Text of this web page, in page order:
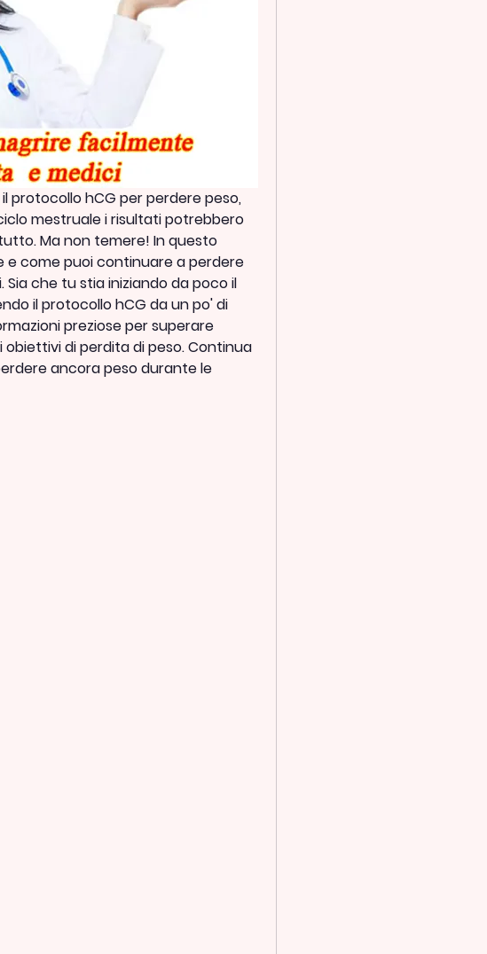
protocollo hCG per perdere peso,
mestruale i risultati potrebbero
Ma non temere! In questo
come puoi continuare a perdere
che tu stia iniziando da poco il
il protocollo hCG da un po' di
preziose per superare
di perdita di peso. Continua
ancora peso durante le